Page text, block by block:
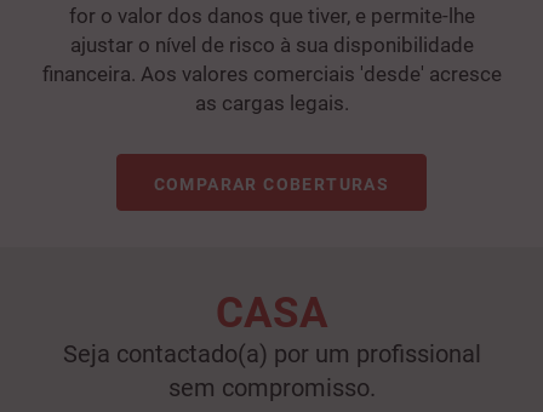
for o valor dos danos que tiver, e permite-lhe
ajustar o nível de risco à sua disponibilidade
financeira. Aos valores comerciais 'desde' acresce
as cargas legais.
COMPARAR COBERTURAS
CASA
Seja contactado(a) por um profissional
sem compromisso.